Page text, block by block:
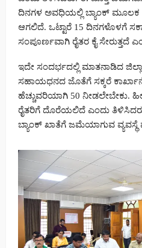
ದಿನಗಳ ಅವಧಿಯಲ್ಲಿ ಬ್ಯಾಂಕ್ ಮೂಲಕ
ಆಗಲಿದೆ. ಒಟ್ಟಾರೆ 15 ದಿನಗಳೊಳಗೆ
ಸಂಪೂರ್ಣವಾಗಿ ರೈತರ ಕೈ ಸೇರುತ್ತದೆ
ಇದೇ ಸಂದರ್ಭದಲ್ಲಿ ಮಾತನಾಡಿದ
ಸಹಾಯಧನದ ಜೊತೆಗೆ ಸಕ್ಕರೆ
ಹೆಚ್ಚುವರಿಯಾಗಿ 50 ನೀಡಲೇಬೇಕು.
ರೈತರಿಗೆ ದೊರೆಯಲಿದೆ ಎಂದು
ಬ್ಯಾಂಕ್ ಖಾತೆಗೆ ಜಮೆಯಾಗುವ ವ್ಯವಸ್ಥೆ